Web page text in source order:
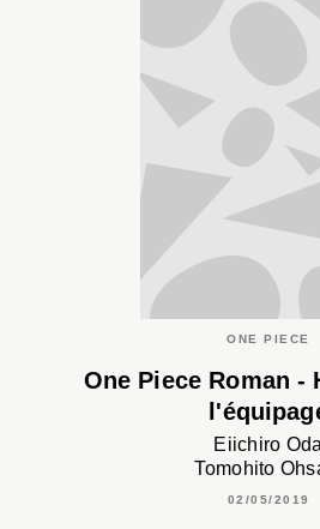
ONE PIECE
One Piece Roman -
Eiichiro Oda
Tomohito
02/05/2019